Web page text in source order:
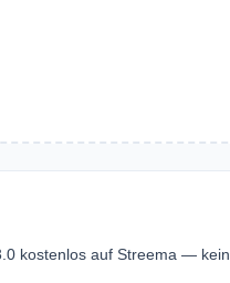
kostenlos auf Streema —